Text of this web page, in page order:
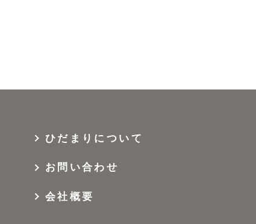
ひだまりについて
お問い合わせ
会社概要